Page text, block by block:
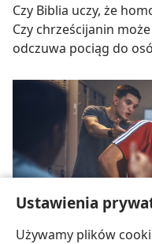
Ustawienia
Używamy plików
Czy Biblia uczy, że
Czy chrześcijanin
odczuwa pociąg do